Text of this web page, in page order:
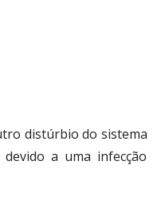
distúrbio do sistema
a uma infecção